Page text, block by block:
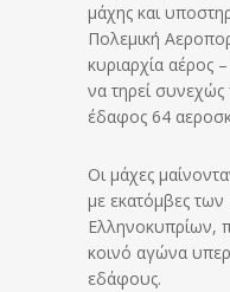
μάχης και
Πολεμική
κυριαρχία αέρος
να τηρεί
έδαφος 64
Οι μάχες
με εκατόμβες των
Ελληνοκυπρίων,
κοινό αγώνα
εδάφους.